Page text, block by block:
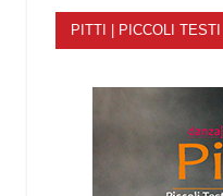
PITTI | PICCOLI